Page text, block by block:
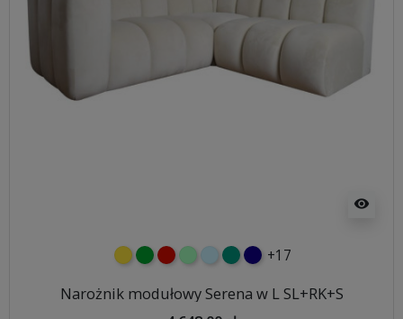
visibility
żółtyzielonyczerwony
miętowybłękitnyturkusowy
granatowy
+17
Narożnik modułowy Serena w L SL+RK+S